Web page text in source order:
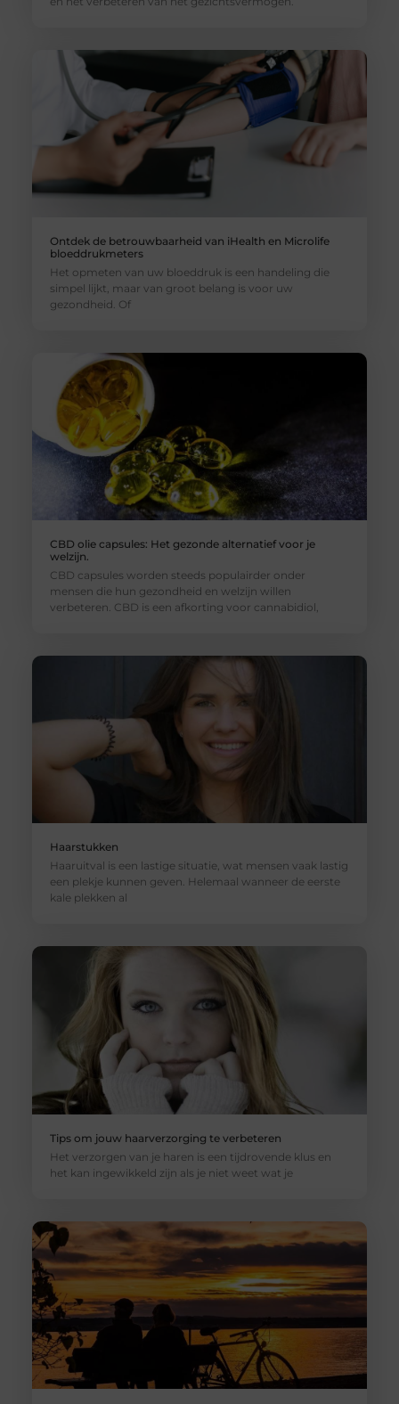
Ontdek de betrouwbaarheid van iHealth en Microlife
bloeddrukmeters
Het opmeten van uw bloeddruk is een handeling die
simpel lijkt, maar van groot belang is voor uw
gezondheid. Of
CBD olie capsules: Het gezonde alternatief voor je
welzijn.
CBD capsules worden steeds populairder onder
mensen die hun gezondheid en welzijn willen
verbeteren. CBD is een afkorting voor cannabidiol,
Haarstukken
Haaruitval is een lastige situatie, wat mensen vaak lastig
een plekje kunnen geven. Helemaal wanneer de eerste
kale plekken al
Tips om jouw haarverzorging te verbeteren
Het verzorgen van je haren is een tijdrovende klus en
het kan ingewikkeld zijn als je niet weet wat je